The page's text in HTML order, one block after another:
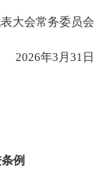
大会常务委员会
2026年3月31日
例